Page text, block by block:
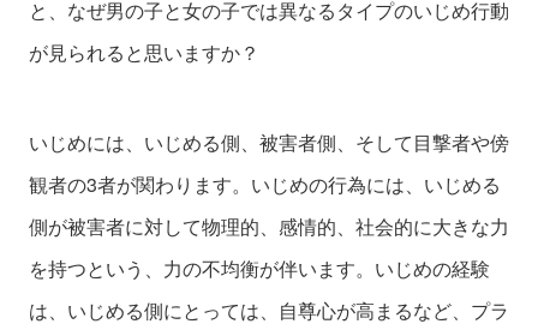
と、なぜ男の子と女の子では異なるタイプのいじめ行動
が見られると思いますか？
いじめには、いじめる側、被害者側、そして目撃者や傍
観者の3者が関わります。いじめの行為には、いじめる
側が被害者に対して物理的、感情的、社会的に大きな力
を持つという、力の不均衡が伴います。いじめの経験
は、いじめる側にとっては、自尊心が高まるなど、プラ